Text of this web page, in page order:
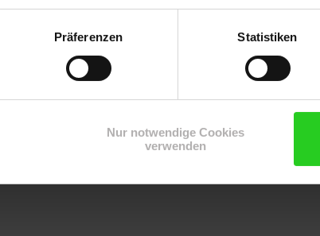
Präferenzen Statistiken
Nur notwendige Cookies
verwenden